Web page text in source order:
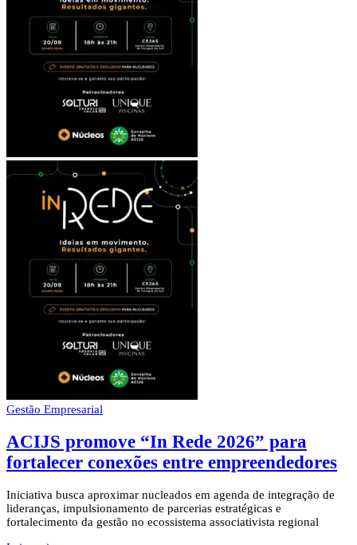
Gestão Empresarial
ACIJS promove “In Rede 2026” para
fortalecer conexões entre empreendedores
Iniciativa busca aproximar nucleados em agenda de integração de
lideranças, impulsionamento de parcerias estratégicas e
fortalecimento da gestão no ecossistema associativista regional